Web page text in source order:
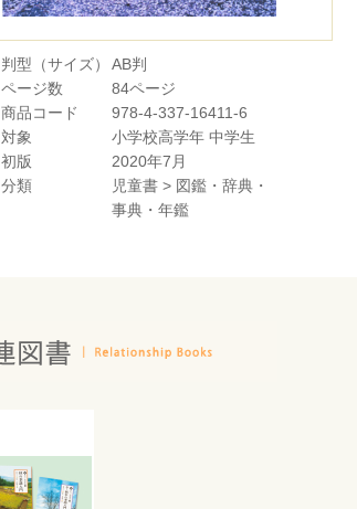
判型（サイズ）
AB判
ページ数
84ページ
商品コード
978-4-337-16411-6
対象
小学校高学年 中学生
初版
2020年7月
分類
児童書 > 図鑑・辞典・
事典・年鑑